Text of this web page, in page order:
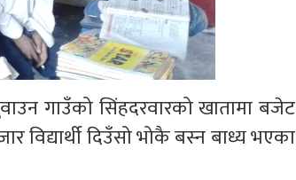
गाउँको सिंहदरवारको खातामा बजेट
विद्यार्थी दिउँसो भोकै बस्न बाध्य भएका